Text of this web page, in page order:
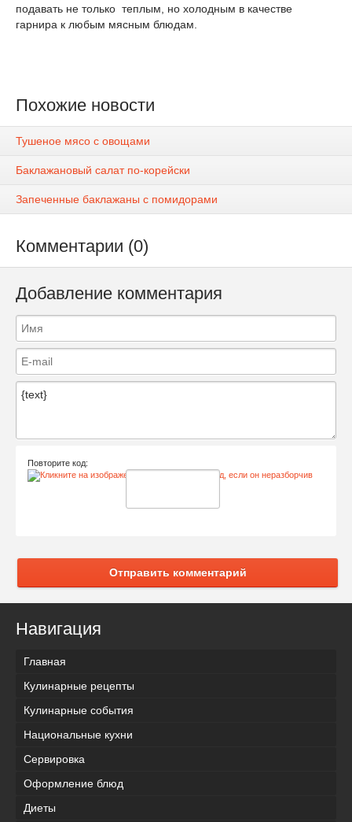
подавать не только теплым, но холодным в качестве
гарнира к любым мясным блюдам.
Похожие новости
Тушеное мясо с овощами
Баклажановый салат по-корейски
Запеченные баклажаны с помидорами
Комментарии (0)
Добавление комментария
Повторите код:
Отправить комментарий
Навигация
Главная
Кулинарные рецепты
Кулинарные события
Национальные кухни
Сервировка
Оформление блюд
Диеты